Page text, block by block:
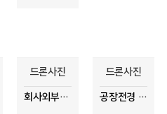
드론사진
회사외부풍경 드론사진촬영
드론사진
공장전경 드론사진